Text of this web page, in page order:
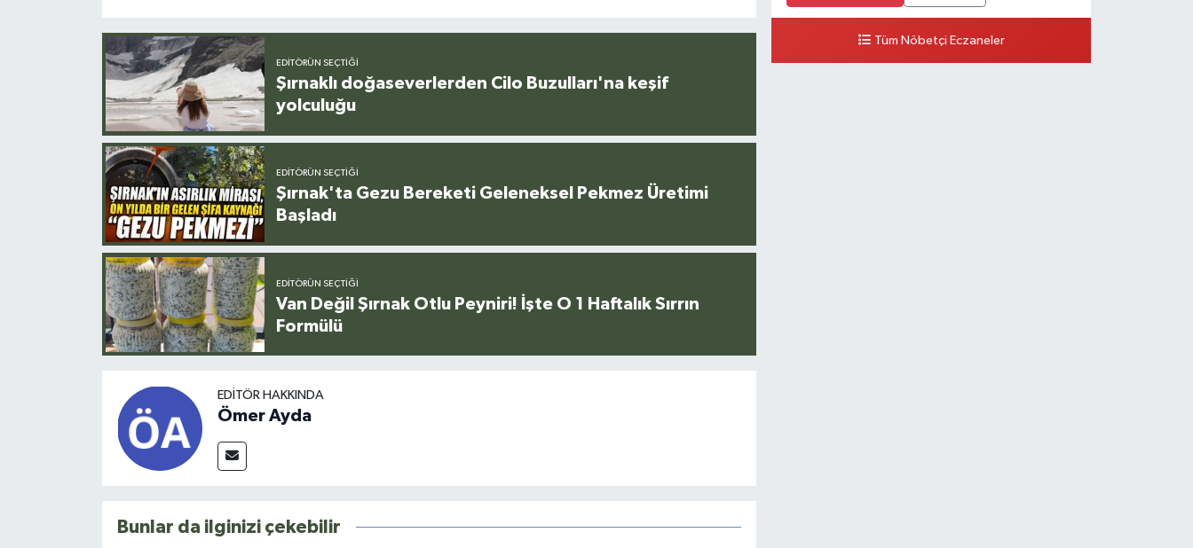
EDITÖRÜN SEÇTIĞI
Şırnaklı doğaseverlerden Cilo Buzulları'na keşif
yolculuğu
EDITÖRÜN SEÇTIĞI
Şırnak'ta Gezu Bereketi Geleneksel Pekmez Üretimi
Başladı
EDITÖRÜN SEÇTIĞI
Van Değil Şırnak Otlu Peyniri! İşte O 1 Haftalık Sırrın
Formülü
EDITÖR HAKKINDA
Ömer Ayda
Bunlar da ilginizi çekebilir
Tüm Nöbetçi Eczaneler